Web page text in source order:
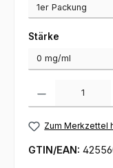
Stärke
Zum Merkzettel
GTIN/EAN: